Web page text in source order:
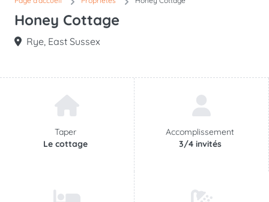
Honey Cottage
Rye, East Sussex
Taper
Le cottage
Accomplissement
3/4 invités